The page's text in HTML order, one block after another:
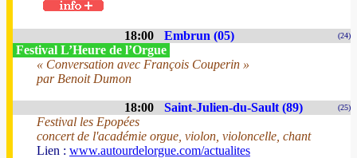
18:00 Embrun (05) (24)
Festival L’Heure de l’Orgue
« Conversation avec François Couperin »
par Benoit Dumon
18:00 Saint-Julien-du-Sault (89) (25)
Festival les Epopées
concert de l'académie orgue, violon, violoncelle, chant
Lien : www.autourdelorgue.com/actualites